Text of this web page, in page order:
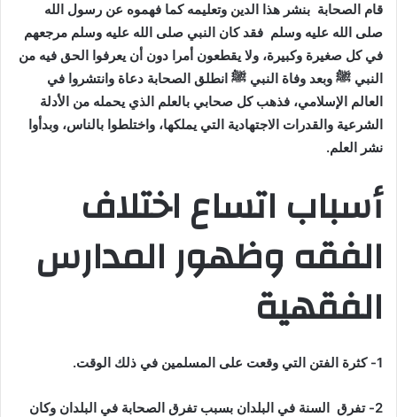
قام الصحابة بنشر هذا الدين وتعليمه كما فهموه عن رسول الله
صلى الله عليه وسلم فقد كان النبي صلى الله عليه وسلم مرجعهم
في كل صغيرة وكبيرة، ولا يقطعون أمرا دون أن يعرفوا الحق فيه من
النبي ﷺ وبعد وفاة النبي ﷺ انطلق الصحابة دعاة وانتشروا في
العالم الإسلامي، فذهب كل صحابي بالعلم الذي يحمله من الأدلة
الشرعية والقدرات الاجتهادية التي يملكها، واختلطوا بالناس، وبدأوا
نشر العلم.
أسباب اتساع اختلاف
الفقه وظهور المدارس
الفقهية
1- كثرة الفتن التي وقعت على المسلمين في ذلك الوقت .
2- تفرق السنة في البلدان بسبب تفرق الصحابة في البلدان
وكان